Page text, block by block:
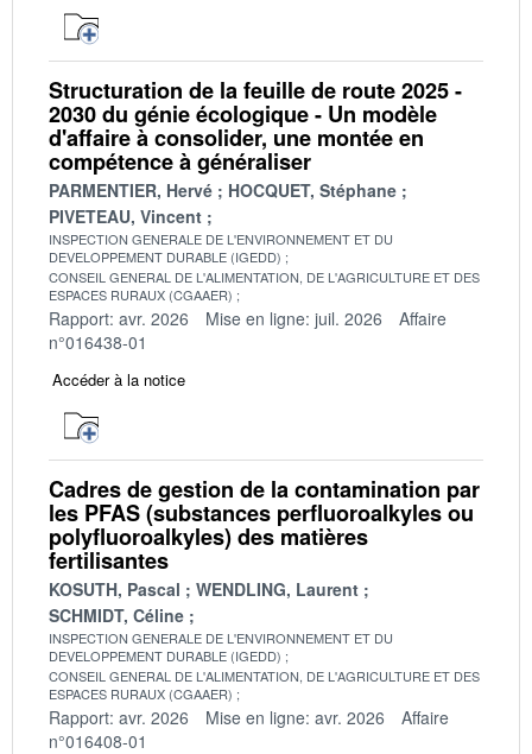
Structuration de la feuille de route 2025 -
2030 du génie écologique - Un modèle
d'affaire à consolider, une montée en
compétence à généraliser
PARMENTIER, Hervé
HOCQUET, Stéphane
PIVETEAU, Vincent
INSPECTION GENERALE DE L'ENVIRONNEMENT ET DU
DEVELOPPEMENT DURABLE (IGEDD)
CONSEIL GENERAL DE L'ALIMENTATION, DE L'AGRICULTURE ET DES
ESPACES RURAUX (CGAAER)
Rapport: avr. 2026 Mise en ligne: juil. 2026
Affaire
n°016438-01
Accéder à la notice
Cadres de gestion de la contamination par
les PFAS (substances perfluoroalkyles ou
polyfluoroalkyles) des matières
fertilisantes
KOSUTH, Pascal
WENDLING, Laurent
SCHMIDT, Céline
INSPECTION GENERALE DE L'ENVIRONNEMENT ET DU
DEVELOPPEMENT DURABLE (IGEDD)
CONSEIL GENERAL DE L'ALIMENTATION, DE L'AGRICULTURE ET DES
ESPACES RURAUX (CGAAER)
Rapport: avr. 2026 Mise en ligne: avr. 2026
Affaire
n°016408-01